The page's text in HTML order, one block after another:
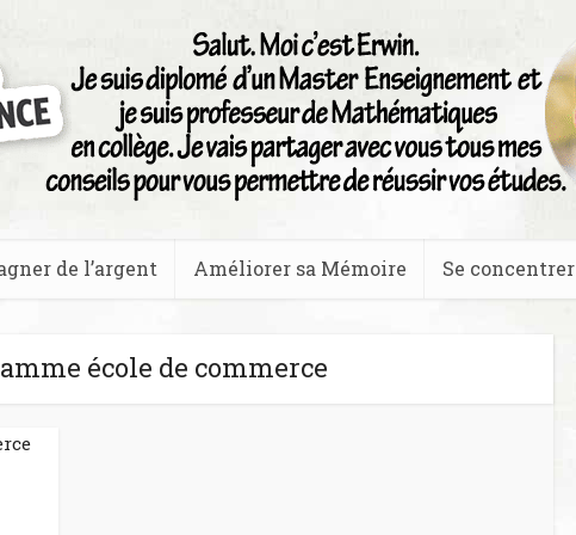
de l’argent Améliorer sa Mémoire Se concentrer
école de commerce